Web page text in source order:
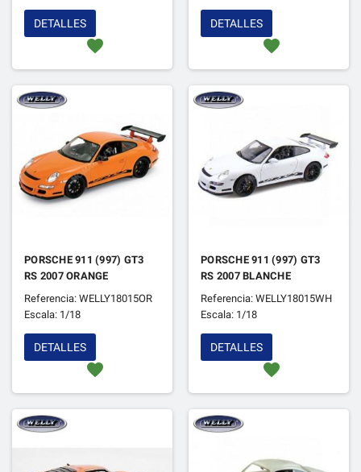
favorite
DETALLES
favorite
DETALLES
PORSCHE 911 (997) GT3
RS 2007 ORANGE
Referencia: WELLY18015OR
Escala: 1/18
favorite
DETALLES
PORSCHE 911 (997) GT3
RS 2007 BLANCHE
Referencia: WELLY18015WH
Escala: 1/18
favorite
DETALLES